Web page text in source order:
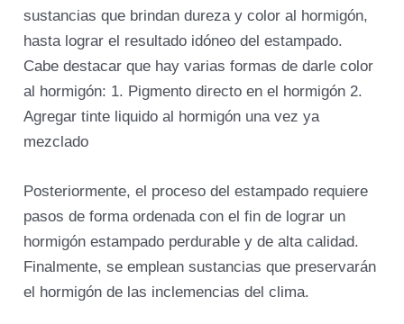
sustancias que brindan dureza y color al hormigón,
hasta lograr el resultado idóneo del estampado.
Cabe destacar que hay varias formas de darle color
al hormigón: 1. Pigmento directo en el hormigón 2.
Agregar tinte liquido al hormigón una vez ya
mezclado
Posteriormente, el proceso del estampado requiere
pasos de forma ordenada con el fin de lograr un
hormigón estampado perdurable y de alta calidad.
Finalmente, se emplean sustancias que preservarán
el hormigón de las inclemencias del clima.